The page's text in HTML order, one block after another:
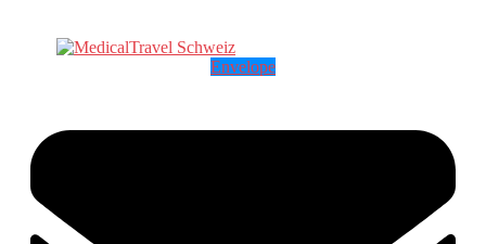
Envelope